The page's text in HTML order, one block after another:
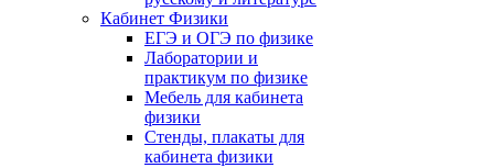
Кабинет Физики
ЕГЭ и ОГЭ по физике
Лаборатории и
практикум по физике
Мебель для кабинета
физики
Стенды, плакаты для
кабинета физики